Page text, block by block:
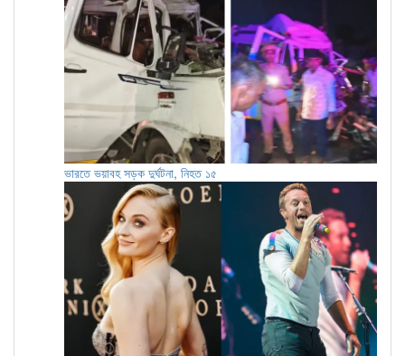
ভারতে ভয়াবহ সড়ক দুর্ঘটনা, নিহত ১৫